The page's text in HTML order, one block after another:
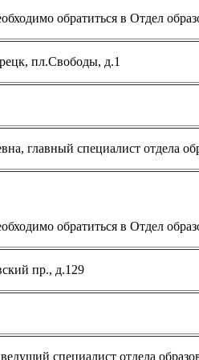
обратиться в Отдел
пл.Свободы, д.1
главный специалист отдела
обратиться в Отдел
пр., д.129
специалист отдела